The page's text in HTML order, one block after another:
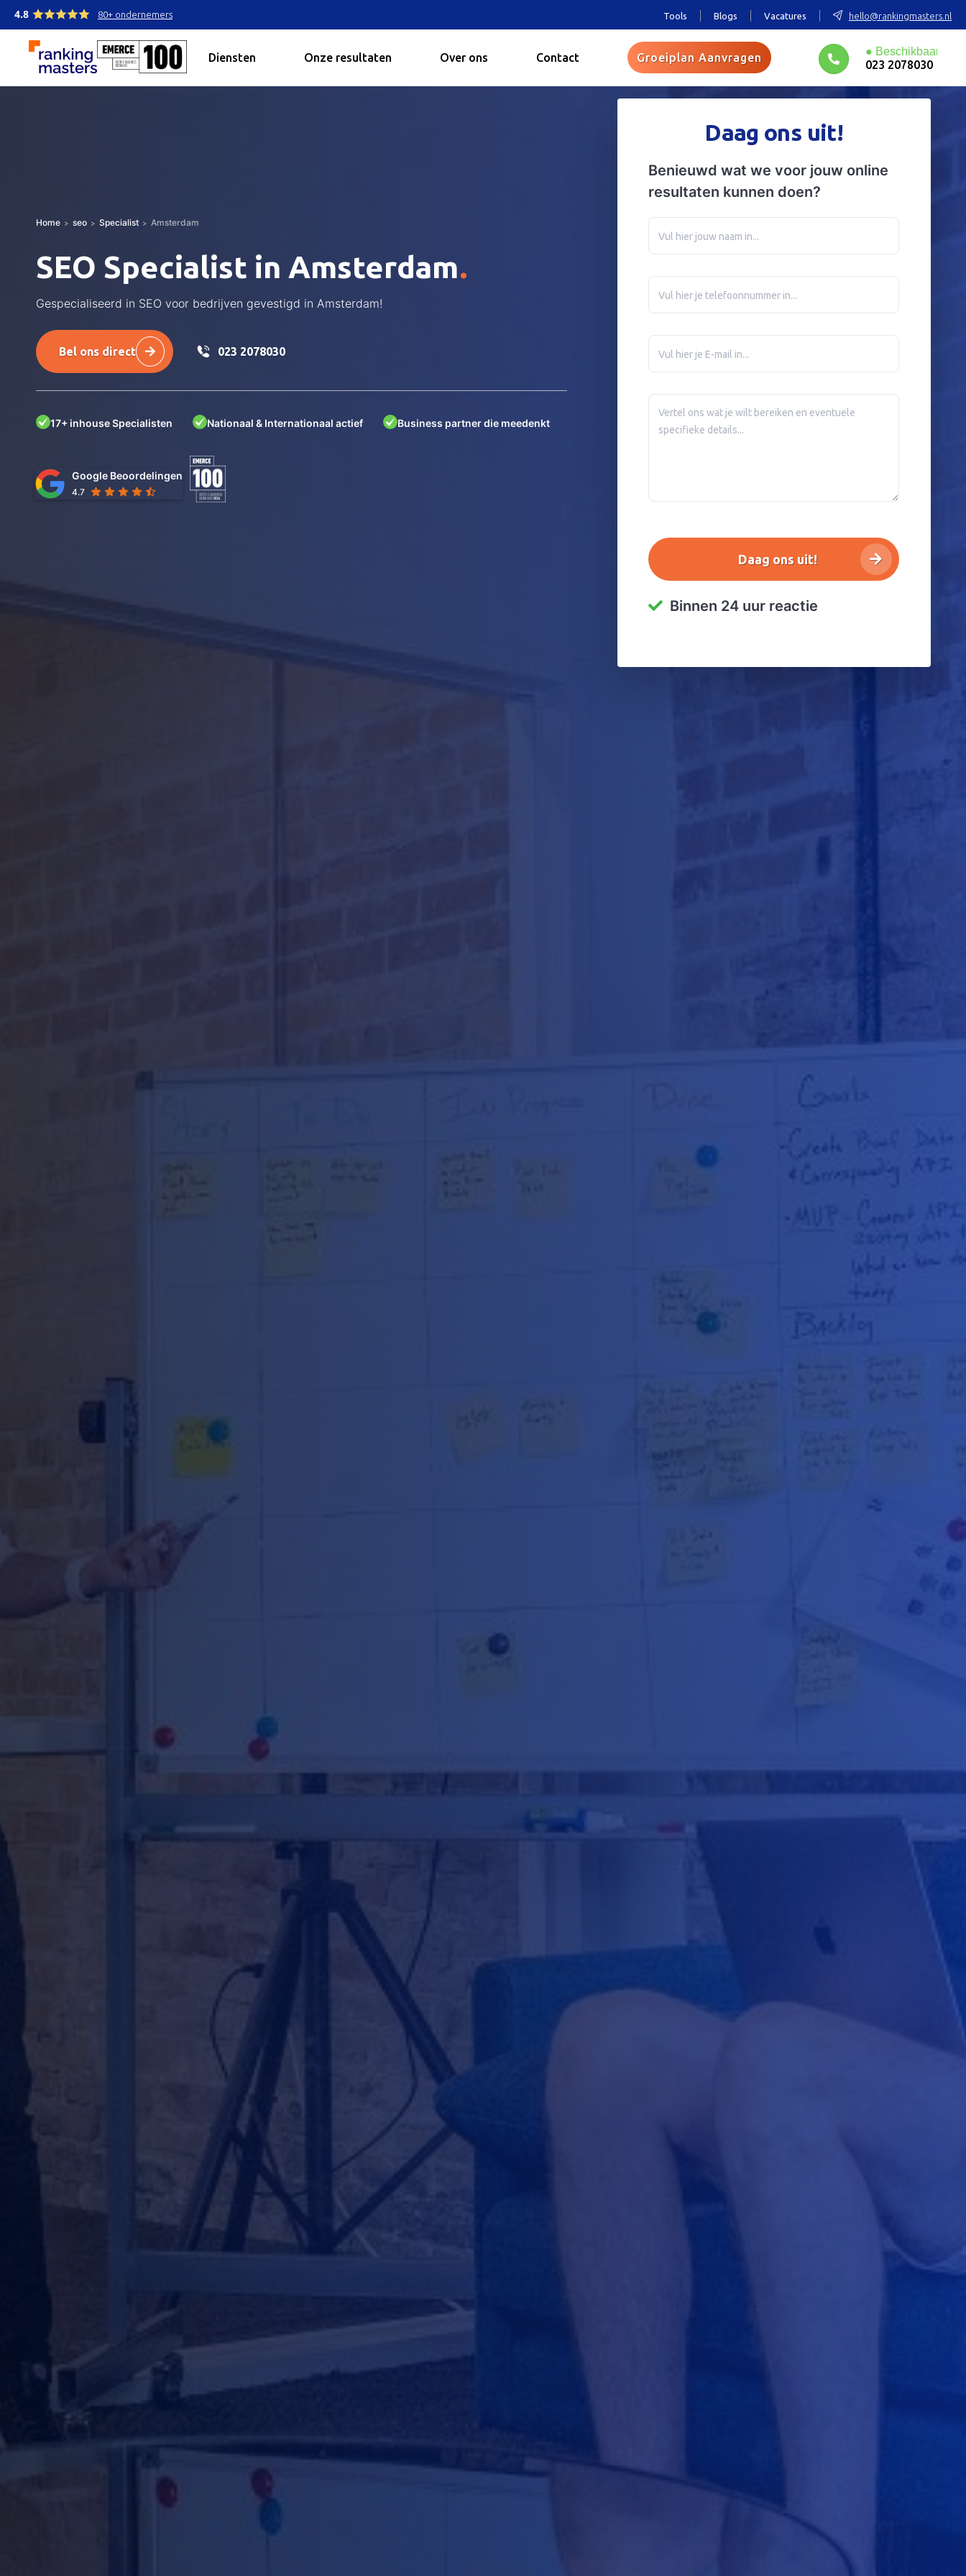
4.8 80+ ondernemers Tools Blogs Vacatures hello@rankingmasters.nl
Diensten Onze resultaten Over ons Contact Groeiplan Aanvragen
023 2078030
Home seo Specialist Amsterdam
SEO Specialist in Amsterdam.
Gespecialiseerd in SEO voor bedrijven gevestigd in Amsterdam!
Bel ons direct 023 2078030
17+ inhouse Specialisten Nationaal & Internationaal actief Business partner die meedenkt
Google Beoordelingen
4.7
Daag ons uit!
Benieuwd wat we voor jouw online
resultaten kunnen doen?
Binnen 24 uur reactie